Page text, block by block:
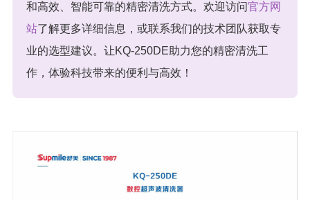
和高效、智能可靠的精密清洗方式。欢迎访问官方网
站了解更多详细信息，或联系我们的技术团队获取专
业的选型建议。让KQ-250DE助力您的精密清洗工
作，体验科技带来的便利与高效！